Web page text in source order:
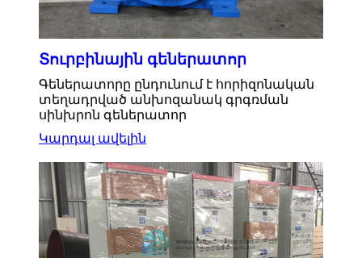
Տուրբինային գեներատոր
Գեներատորը ընդունում է հորիզոնական
տեղադրված անխոզանակ գրգռման
սինխրոն գեներատոր
Կարդալ ավելին